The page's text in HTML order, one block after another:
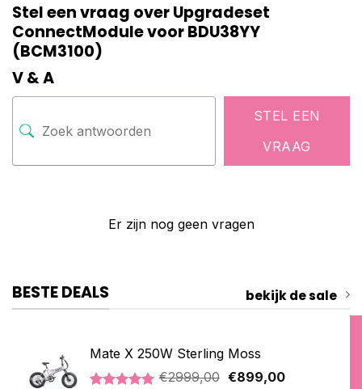
Stel een vraag over Upgradeset
ConnectModule voor BDU38YY
(BCM3100)
V & A
STEL EEN
VRAAG
Er zijn nog geen vragen
BESTE DEALS bekijk de sale
Mate X 250W Sterling Moss
€2999,00 Oorspronkelijke
€899,00Huidige